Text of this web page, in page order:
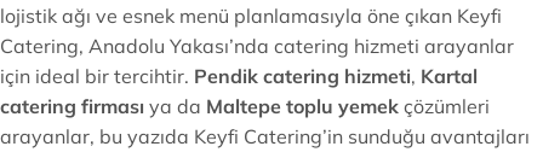
lojistik ağı ve esnek menü planlamasıyla öne çıkan Keyfi
Catering, Anadolu Yakası’nda catering hizmeti arayanlar
için ideal bir tercihtir. Pendik catering hizmeti, Kartal
catering firması ya da Maltepe toplu yemek çözümleri
arayanlar, bu yazıda Keyfi Catering’in sunduğu avantajları